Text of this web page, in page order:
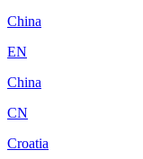
China
EN
China
CN
Croatia